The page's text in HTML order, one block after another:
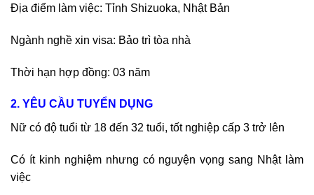
Địa điểm làm việc: Tỉnh Shizuoka, Nhật Bản
Ngành nghề xin visa: Bảo trì tòa nhà
Thời hạn hợp đồng: 03 năm
2. YÊU CẦU TUYỂN DỤNG
Nữ có độ tuổi từ 18 đến 32 tuổi, tốt nghiệp cấp 3 trở lên
Có ít kinh nghiệm nhưng có nguyện vọng sang Nhật làm
việc